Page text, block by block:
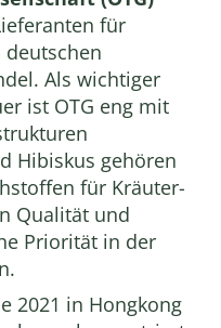
für
Als wichtiger
ist OTG eng mit
Hibiskus gehören
für Kräuter-
Qualität und
Priorität in der
2021 in Hongkong